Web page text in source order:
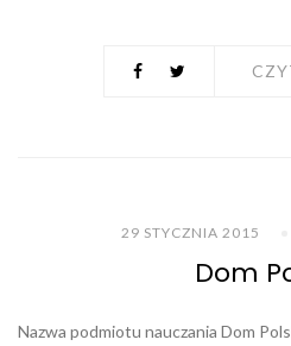
29 STYCZNIA 2015
Dom
Nazwa podmiotu nauczania Dom